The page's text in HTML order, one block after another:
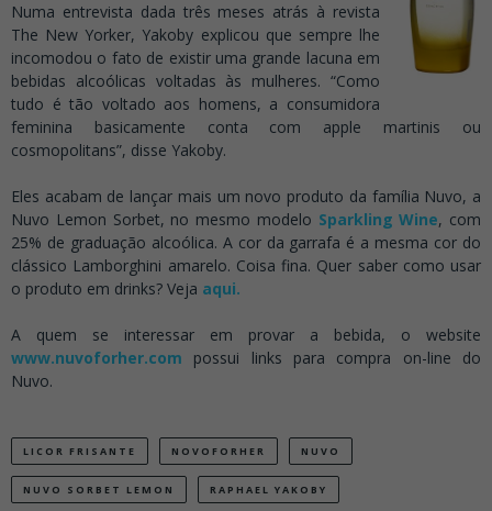
Numa entrevista dada três meses atrás à revista
The New Yorker, Yakoby explicou que sempre lhe
incomodou o fato de existir uma grande lacuna em
bebidas alcoólicas voltadas às mulheres. “Como
tudo é tão voltado aos homens, a consumidora
feminina basicamente conta com apple martinis ou
cosmopolitans”, disse Yakoby.
Eles acabam de lançar mais um novo produto da família Nuvo, a
Nuvo Lemon Sorbet, no mesmo modelo Sparkling Wine, com
25% de graduação alcoólica. A cor da garrafa é a mesma cor do
clássico Lamborghini amarelo. Coisa fina. Quer saber como usar
o produto em drinks? Veja aqui.
A quem se interessar em provar a bebida, o website
www.nuvoforher.com possui links para compra on-line do
Nuvo.
LICOR FRISANTE NOVOFORHER NUVO
NUVO SORBET LEMON RAPHAEL YAKOBY